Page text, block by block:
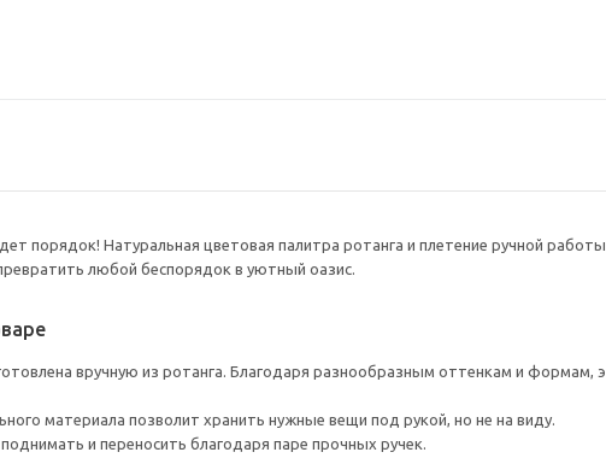
порядок! Натуральная цветовая палитра ротанга и плетение ручной
любой беспорядок в уютный оазис.
вручную из ротанга. Благодаря разнообразным оттенкам и формам,
материала позволит хранить нужные вещи под рукой, но не на виду.
и переносить благодаря паре прочных ручек.